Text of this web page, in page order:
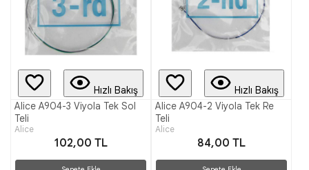
Hızlı Bakış
Alice A904-3 Viyola Tek Sol
Teli
Alice
102,00 TL
Hızlı Bakış
Alice A904-2 Viyola Tek Re
Teli
Alice
84,00 TL